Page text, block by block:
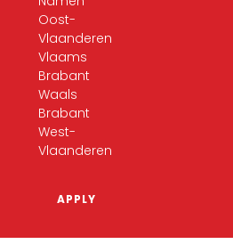
Oost-
Vlaanderen
Vlaams
Brabant
Waals
Brabant
West-
Vlaanderen